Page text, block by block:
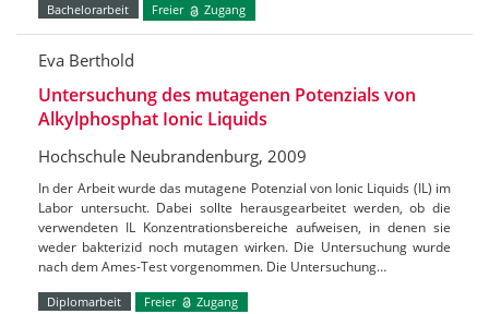
Bachelorarbeit Freier Zugang
Eva Berthold
Untersuchung des mutagenen Potenzials von
Alkylphosphat Ionic Liquids
Hochschule Neubrandenburg, 2009
In der Arbeit wurde das mutagene Potenzial von Ionic Liquids (IL) im
Labor untersucht. Dabei sollte herausgearbeitet werden, ob die
verwendeten IL Konzentrationsbereiche aufweisen, in denen sie
weder bakterizid noch mutagen wirken. Die Untersuchung wurde
nach dem Ames-Test vorgenommen. Die Untersuchung…
Diplomarbeit Freier Zugang